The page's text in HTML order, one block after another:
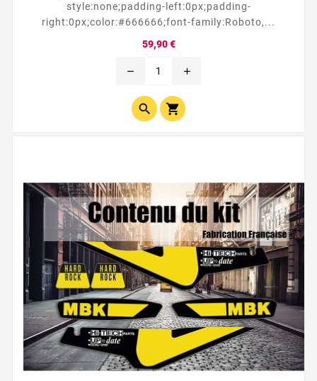
style:none;padding-left:0px;padding-
right:0px;color:#666666;font-family:Roboto,...
59,90 €Prix
remove add
 